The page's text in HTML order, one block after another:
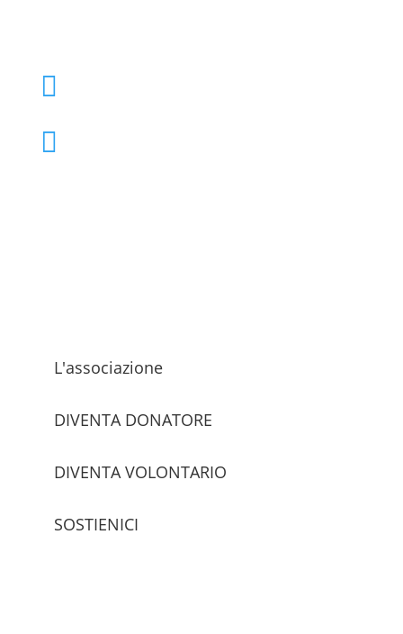


L'associazione
DIVENTA DONATORE
DIVENTA VOLONTARIO
SOSTIENICI